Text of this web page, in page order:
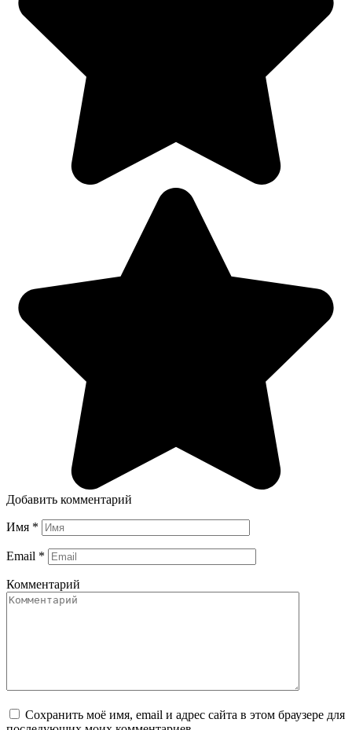
Добавить комментарий
Имя *
Email *
Комментарий
Сохранить моё имя, email и адрес сайта в этом браузере для